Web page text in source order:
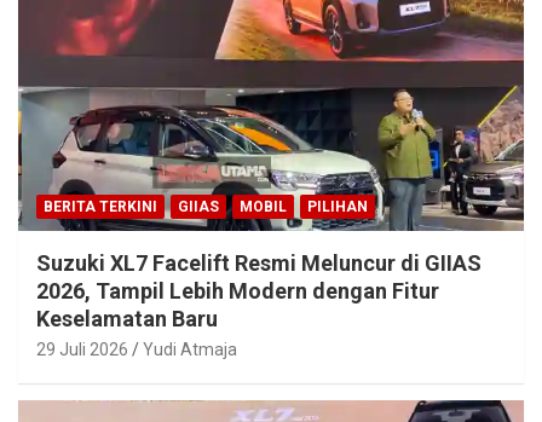
BERITA TERKINI GIIAS MOBIL PILIHAN
Suzuki XL7 Facelift Resmi Meluncur di GIIAS
2026, Tampil Lebih Modern dengan Fitur
Keselamatan Baru
29 Juli 2026 Yudi Atmaja